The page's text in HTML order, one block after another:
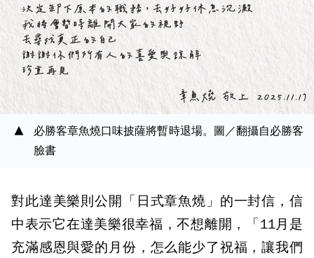
必勝客章魚燒口味披薩將暫時退場。圖／翻攝自必勝客
臉書
對此達美樂則公開「日式章魚燒」的一封信，信
中表示它在達美樂很幸福，不想離開，「11月是
充滿感恩與愛的月份，怎么能少了祝福，讓我們